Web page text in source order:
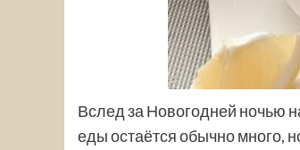
Вслед за Новогодней ночью
еды остаётся обычно много,